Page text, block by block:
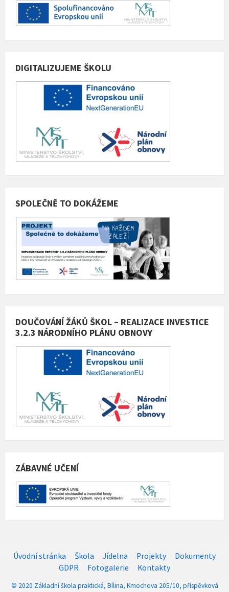
DIGITALIZUJEME ŠKOLU
SPOLEČNĚ TO DOKÁŽEME
DOUČOVÁNÍ ŽÁKŮ ŠKOL – REALIZACE INVESTICE
3.2.3 NÁRODNÍHO PLÁNU OBNOVY
ZÁBAVNÉ UČENÍ
Úvodní stránka Škola Jídelna Projekty
Dokumenty
GDPR
Fotogalerie Kontakty
© 2020 Základní škola praktická, Bílina, Kmochova 205/10, příspěvková